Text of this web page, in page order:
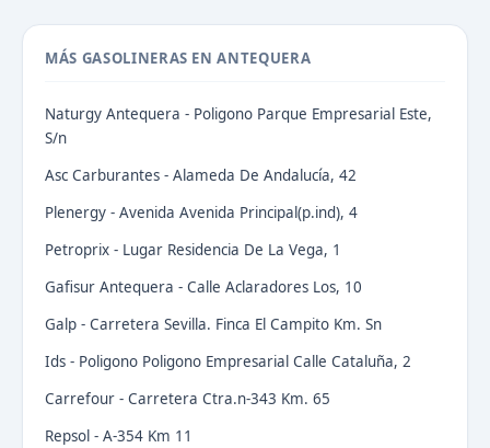
MÁS GASOLINERAS EN ANTEQUERA
Naturgy Antequera - Poligono Parque Empresarial Este,
S/n
Asc Carburantes - Alameda De Andalucía, 42
Plenergy - Avenida Avenida Principal(p.ind), 4
Petroprix - Lugar Residencia De La Vega, 1
Gafisur Antequera - Calle Aclaradores Los, 10
Galp - Carretera Sevilla. Finca El Campito Km. Sn
Ids - Poligono Poligono Empresarial Calle Cataluña, 2
Carrefour - Carretera Ctra.n-343 Km. 65
Repsol - A-354 Km 11